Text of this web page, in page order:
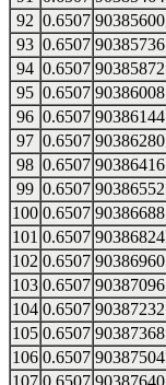
92 0.6507 90385600
93 0.6507 90385736
94 0.6507 90385872
95 0.6507 90386008
96 0.6507 90386144
97 0.6507 90386280
98 0.6507 90386416
99 0.6507 90386552
100 0.6507 90386688
101 0.6507 90386824
102 0.6507 90386960
103 0.6507 90387096
104 0.6507 90387232
105 0.6507 90387368
106 0.6507 90387504
107 0.6507 90387640